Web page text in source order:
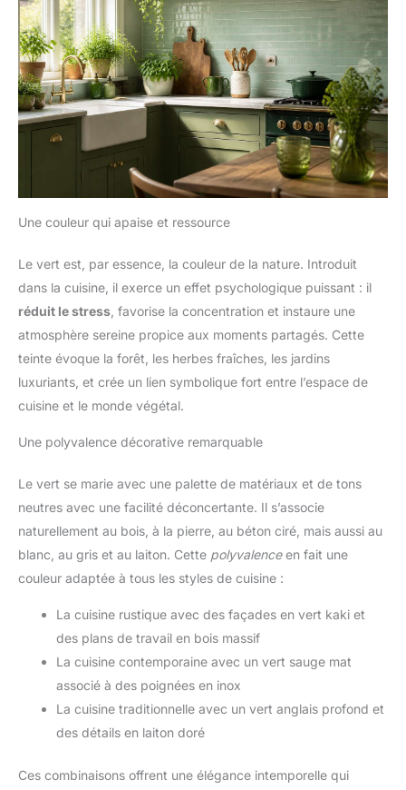
Une couleur qui apaise et ressource
Le vert est, par essence, la couleur de la nature. Introduit
dans la cuisine, il exerce un effet psychologique puissant : il
réduit le stress , favorise la concentration et instaure une
atmosphère sereine propice aux moments partagés. Cette
teinte évoque la forêt, les herbes fraîches, les jardins
luxuriants, et crée un lien symbolique fort entre l’espace de
cuisine et le monde végétal.
Une polyvalence décorative remarquable
Le vert se marie avec une palette de matériaux et de tons
neutres avec une facilité déconcertante. Il s’associe
naturellement au bois, à la pierre, au béton ciré, mais aussi au
blanc, au gris et au laiton. Cette polyvalenceen fait une
couleur adaptée à tous les styles de cuisine :
La cuisine rustique avec des façades en vert kaki et
des plans de travail en bois massif
La cuisine contemporaine avec un vert sauge mat
associé à des poignées en inox
La cuisine traditionnelle avec un vert anglais profond et
des détails en laiton doré
Ces combinaisons offrent une élégance intemporelle qui